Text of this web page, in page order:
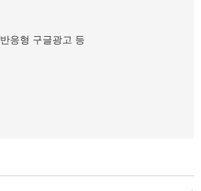
반응형 구글광고 등